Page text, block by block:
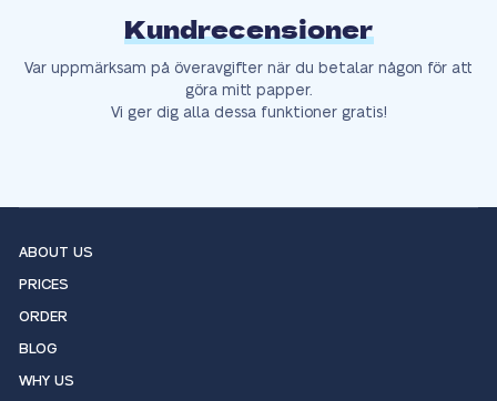
Kundrecensioner
Var uppmärksam på överavgifter när du betalar någon för att
göra mitt papper.
Vi ger dig alla dessa funktioner gratis!
ABOUT US
PRICES
ORDER
BLOG
WHY US